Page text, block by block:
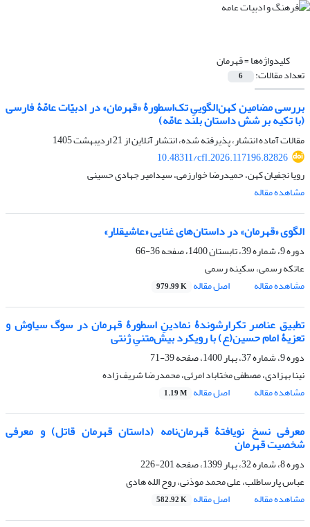
کلیدواژه‌ها =قهرمان
تعداد مقالات: 6
بررسی مضامین کهن‌الگوییِ تک‌اسطورۀ «قهرمان» در ادبیّات عامّۀ فارسی
(با تکیه بر شش داستان بلند عامّه)
مقالات آماده انتشار، پذیرفته شده، انتشار آنلاین از21 اردیبهشت 1405
10.48311/cfl.2026.117196.82826
رویا نجفیان کهن، حمیدرضا خوارزمی، سیدامیر جهادی حسینی
مشاهده مقاله
الگوی «قهرمان» در داستان‌های غنایی «عاشیقلار»
دوره 9، شماره 39، تابستان 1400، صفحه
36-66
عاتکه رسمی، سکینه رسمی
مشاهده مقاله
اصل مقاله 979.99 K
تطبیق عناصر تکرارشوندۀ نمادینِ اسطورۀ قهرمان در سوگ سیاوش و
تعزیۀ امام‌ حسین(ع) با رویکرد بیش‌متنیِ ژنتی
دوره 9، شماره 37، بهار 1400، صفحه
39-71
نینا بهزادی، مصطفی مختاباد امرئی، محمدرضا شریف زاده
مشاهده مقاله
اصل مقاله 1.19 M
معرفی نسخ نویافتۀ قهرمان‌نامه (داستان قهرمان قاتل) و معرفی
شخصیت قهرمان
دوره 8، شماره 32، بهار 1399، صفحه
201-226
عباس پارساطلب، علی محمد موذنی، روح الله هادی
مشاهده مقاله
اصل مقاله 582.92 K